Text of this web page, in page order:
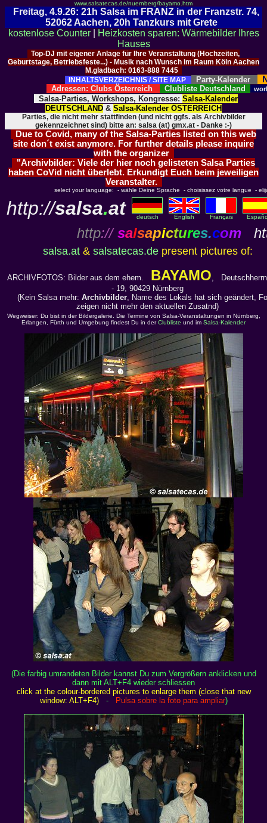
www.salsatecas.de/nuernberg/bayamo.htm
Freitag, 4.9.26: 21h Salsa im FRANZ in der Franzstr. 74,
52062 Aachen, 20h Tanzkurs mit Grete
kostenlose Counter|
Heizkosten sparen: Wärmebilder Ihres
Hauses
Top-DJ mit eigener Anlage für Ihre Veranstaltung (Hochzeiten,
Geburtstage, Betriebsfeste...) - Musik nach Wunsch im Raum Köln Aachen
M.gladbach: 0163-888 7445
INHALTSVERZEICHNIS / SITE MAP
Party-Kalender
Adressen: Clubs Österreich Clubliste Deutschland
Salsa-Parties, Workshops, Kongresse: Salsa-Kalender
DEUTSCHLAND & Salsa-Kalender ÖSTERREICH
Parties, die nicht mehr stattfinden (und nicht ggfs. als Archivbilder
gekennzeichnet sind) bitte an: salsa (at) gmx.at - Danke :-)
Due to Covid, many of the Salsa-Parties listed on this web
site don´t exist anymore. For further details please inquire
with the organizer
"Archivbilder: Viele der hier noch gelisteten Salsa Parties
haben CoVid nicht überlebt. Erkundigt Euch beim jeweiligen
Veranstalter.
select your language: - wähle Deine Sprache - choisissez votre langue -
http://salsa.at deutsch English Français
http:// salsapictures.com
salsa.at& salsatecas.depresent pictures of:
ARCHIVFOTOS: Bilder aus dem ehem. BAYAMO,
- 19, 90429 Nürnberg
(Kein Salsa mehr: Archivbilder, Name des Lokals hat sich geändert,
zeigen nicht mehr den aktuellen Zusatnd)
Wegweiser: Du bist in der Bildergalerie. Die Termine von Salsa-Veranstaltungen in Nürnberg,
Erlangen, Fürth und Umgebung findest Du in derClubliste und im Salsa-Kalender
(Die farbig umrandeten Bilder kannst Du zum Vergrößern anklicken und
dann mit ALT+F4 wieder schliessen
click at the colour-bordered pictures to enlarge them (close that new
window: ALT+F4)
- Pulsa sobre la foto para ampliar)